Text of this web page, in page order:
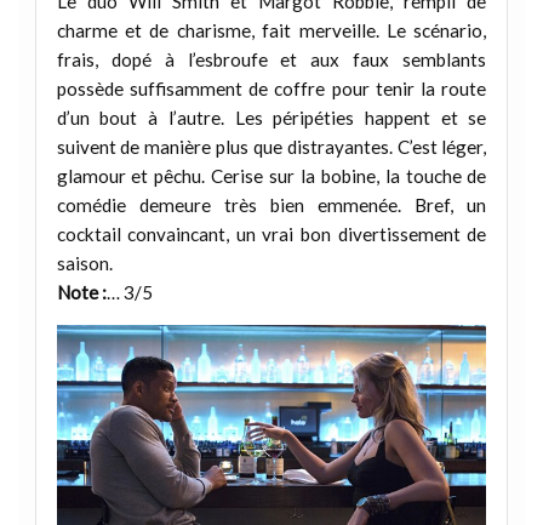
charme et de charisme, fait merveille. Le scénario,
frais, dopé à l’esbroufe et aux faux semblants
possède suffisamment de coffre pour tenir la route
d’un bout à l’autre. Les péripéties happent et se
suivent de manière plus que distrayantes. C’est léger,
glamour et pêchu. Cerise sur la bobine, la touche de
comédie demeure très bien emmenée. Bref, un
cocktail convaincant, un vrai bon divertissement de
saison.
Note :… 3/5